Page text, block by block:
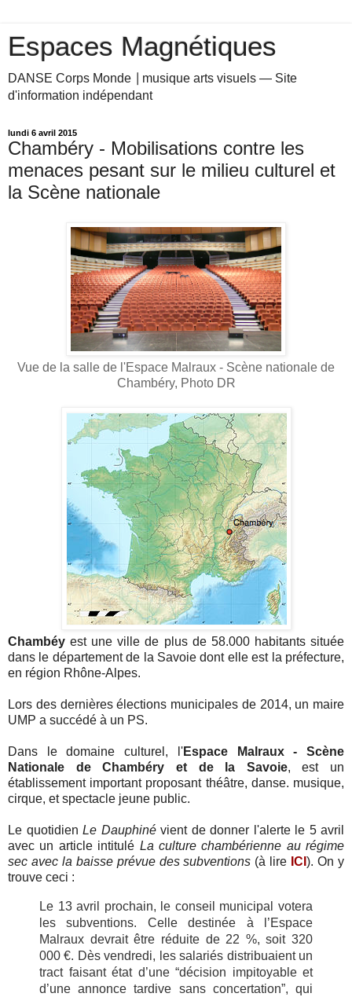
Espaces Magnétiques
DANSE Corps Monde ⎥ musique arts visuels — Site
d'information indépendant
lundi 6 avril 2015
Chambéry - Mobilisations contre les
menaces pesant sur le milieu culturel et
la Scène nationale
Vue de la salle de l'Espace Malraux - Scène nationale de
Chambéry, Photo DR
Chambéy est une ville de plus de 58.000 habitants située
dans le département de la Savoie dont elle est la préfecture,
en région Rhône-Alpes.
Lors des dernières élections municipales de 2014, un maire
UMP a succédé à un PS.
Dans le domaine culturel, l'Espace Malraux - Scène
Nationale de Chambéry et de la Savoie, est un
établissement important proposant théâtre, danse. musique,
cirque, et spectacle jeune public.
Le quotidien Le Dauphinévient de donner l'alerte le 5 avril
avec un article intitulé La culture chambérienne au régime
sec avec la baisse prévue des subventions (à lire ICI). On y
trouve ceci :
Le 13 avril prochain, le conseil municipal votera
les subventions. Celle destinée à l’Espace
Malraux devrait être réduite de 22 %, soit 320
000 €. Dès vendredi, les salariés distribuaient un
tract faisant état d’une “décision impitoyable et
d’une annonce tardive sans concertation”, qui